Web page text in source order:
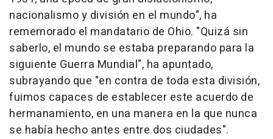
nacionalismo y división en el mundo", ha
rememorado el mandatario de Ohio. "Quizá sin
saberlo, el mundo se estaba preparando para la
siguiente Guerra Mundial", ha apuntado,
subrayando que "en contra de toda esta división,
fuimos capaces de establecer este acuerdo de
hermanamiento, en una manera en la que nunca
se había hecho antes entre dos ciudades".